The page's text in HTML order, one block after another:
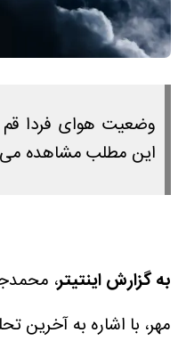
این مطلب مشاهده می
به گزارش اینتیتر،
مهر، با اشاره به آخرین